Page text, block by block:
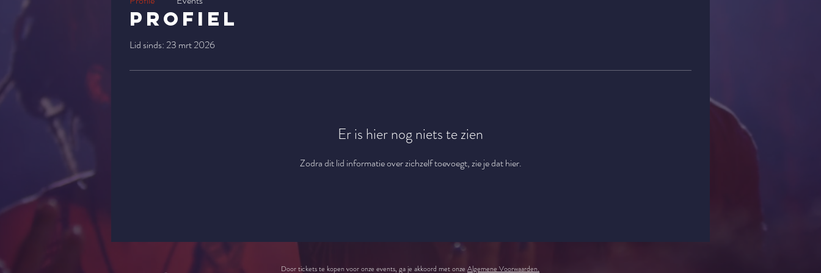
Profiel
Lid sinds: 23 mrt 2026
Er is hier nog niets te zien
Zodra dit lid informatie over zichzelf toevoegt, zie je dat hier.
Door tickets te kopen voor onze events, ga je akkoord met onze Algemene Voorwaarden.